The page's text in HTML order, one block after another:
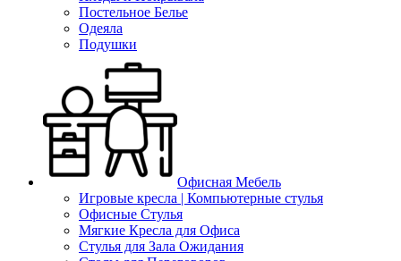
Постельное Белье
Одеяла
Подушки
Офисная Мебель
Игровые кресла | Компьютерные стулья
Офисные Стулья
Мягкие Кресла для Офиса
Стулья для Зала Ожидания